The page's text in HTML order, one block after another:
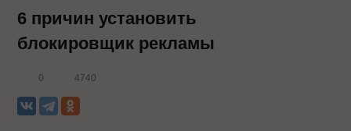
6 причин установить
блокировщик рекламы
0 4740